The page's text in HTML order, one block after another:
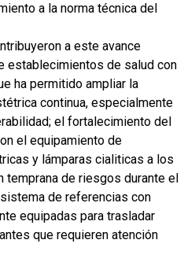
a la norma técnica del
a este avance
establecimientos de salud con
ha permitido ampliar la
continua, especialmente
el fortalecimiento del
el equipamiento de
y lámparas cialiticas a los
temprana de riesgos durante el
de referencias con
equipadas para trasladar
que requieren atención